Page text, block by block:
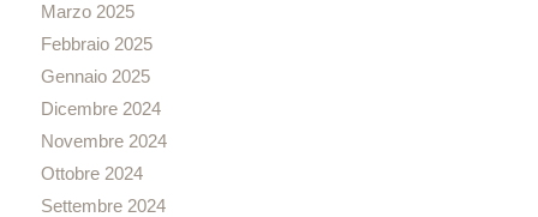
Marzo 2025
Febbraio 2025
Gennaio 2025
Dicembre 2024
Novembre 2024
Ottobre 2024
Settembre 2024